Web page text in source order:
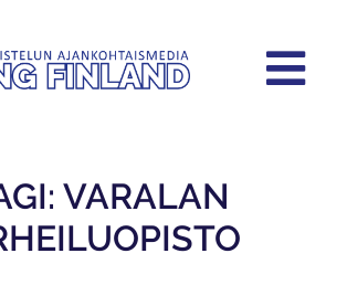
VARALAN